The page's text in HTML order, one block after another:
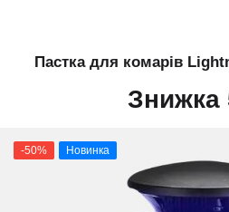
Пастка для комарів
Знижка
-50% Новинка